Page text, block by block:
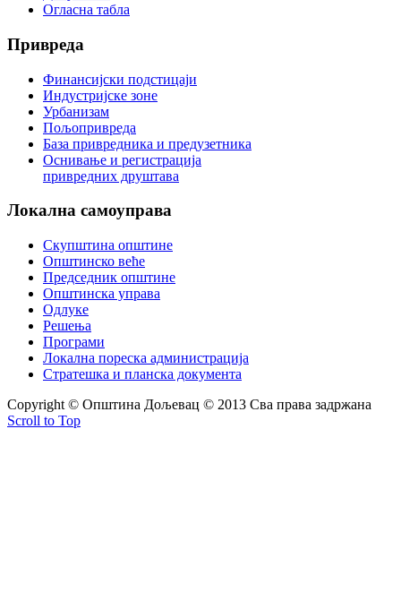
Огласна табла
Привреда
Финансијски подстицаји
Индустријске зоне
Урбанизам
Пољопривреда
База привредника и предузетника
Оснивање и регистрација
привредних друштава
Локална самоуправа
Скупштина општине
Општинско веће
Председник општине
Општинска управа
Одлуке
Решења
Програми
Локална пореска администрација
Стратешка и планска документа
Copyright © Oпштина Дољевац © 2013 Сва права задржана
Scroll to Top